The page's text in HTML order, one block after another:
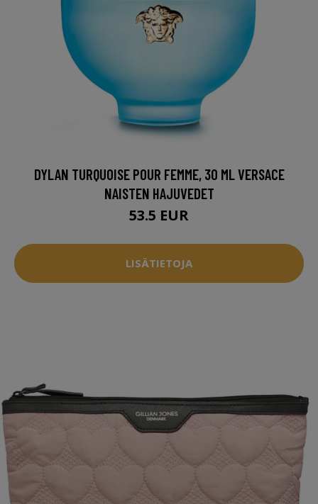
DYLAN TURQUOISE POUR FEMME, 30 ML VERSACE
NAISTEN HAJUVEDET
53.5 EUR
LISÄTIETOJA